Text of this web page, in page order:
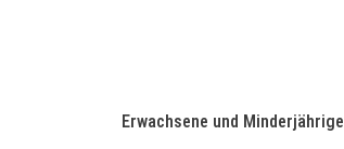
Erwachsene und Minderjährige